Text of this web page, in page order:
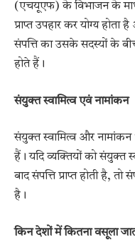
(एचयूएफ) के विभाजन के
प्राप्त उपहार कर योग्य
संपत्ति का उसके सदस्यों के
होते हैं।
संयुक्त स्वामित्व एवं नामांकन
संयुक्त स्वामित्व और नामांकन
हैं। यदि व्यक्तियों को संयुक्त
बाद संपत्ति प्राप्त होती है,
है।
किन देशों में कितना वसूला